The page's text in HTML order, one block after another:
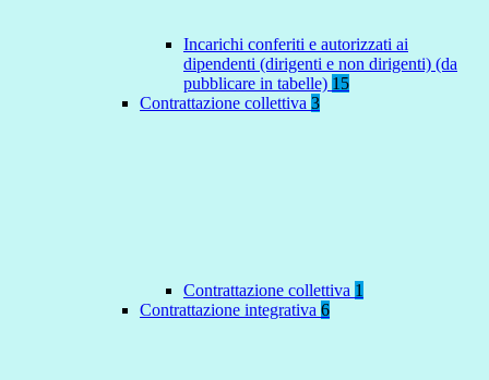
Incarichi conferiti e autorizzati ai
dipendenti (dirigenti e non dirigenti) (da
pubblicare in tabelle) 15
Contrattazione collettiva 3
Contrattazione collettiva 1
Contrattazione integrativa 6